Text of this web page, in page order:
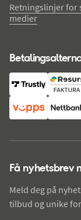
Retningslinjer for
medier
Få nyhetsbrev
Meld deg på
tilbud og unike